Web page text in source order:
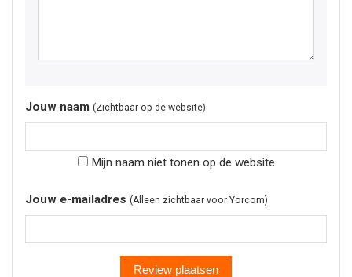
Jouw naam (Zichtbaar op de website)
Mijn naam niet tonen op de website
Jouw e-mailadres (Alleen zichtbaar voor Yorcom)
Review plaatsen